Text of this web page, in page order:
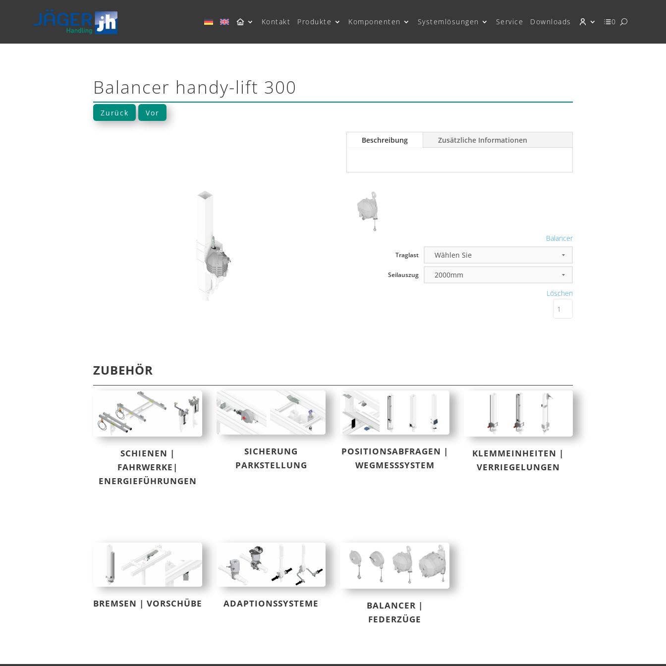
Kontakt Produkte Komponenten Systemlösungen Service Downloads 0
Balancer handy-lift 300
Zurück Vor
Beschreibung Zusätzliche Informationen
Balancer
Traglast
Seilauszug
Löschen
ZUBEHÖR
SCHIENEN |
FAHRWERKE|
ENERGIEFÜHRUNGEN
SICHERUNG
PARKSTELLUNG
POSITIONSABFRAGEN |
WEGMESSSYSTEM
KLEMMEINHEITEN |
VERRIEGELUNGEN
BREMSEN | VORSCHÜBE ADAPTIONSSYSTEME
BALANCER |
FEDERZÜGE